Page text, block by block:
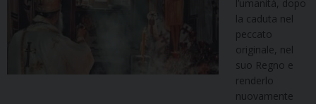
l’umanità, dopo
la caduta nel
peccato
originale, nel
suo Regno e
renderlo
nuovamente